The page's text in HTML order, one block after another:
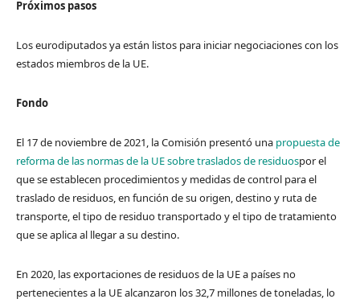
Próximos pasos
Los eurodiputados ya están listos para iniciar negociaciones con los
estados miembros de la UE.
Fondo
El 17 de noviembre de 2021, la Comisión presentó una propuesta de
reforma de las normas de la UE sobre traslados de residuospor el
que se establecen procedimientos y medidas de control para el
traslado de residuos, en función de su origen, destino y ruta de
transporte, el tipo de residuo transportado y el tipo de tratamiento
que se aplica al llegar a su destino.
En 2020, las exportaciones de residuos de la UE a países no
pertenecientes a la UE alcanzaron los 32,7 millones de toneladas, lo